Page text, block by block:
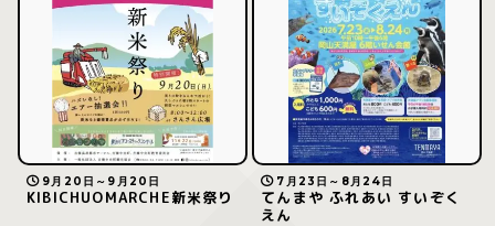
9月20日～9月20日
KIBICHUOMARCHE新米祭り
7月23日～8月24日
てんまや ふれあい すいぞく
えん